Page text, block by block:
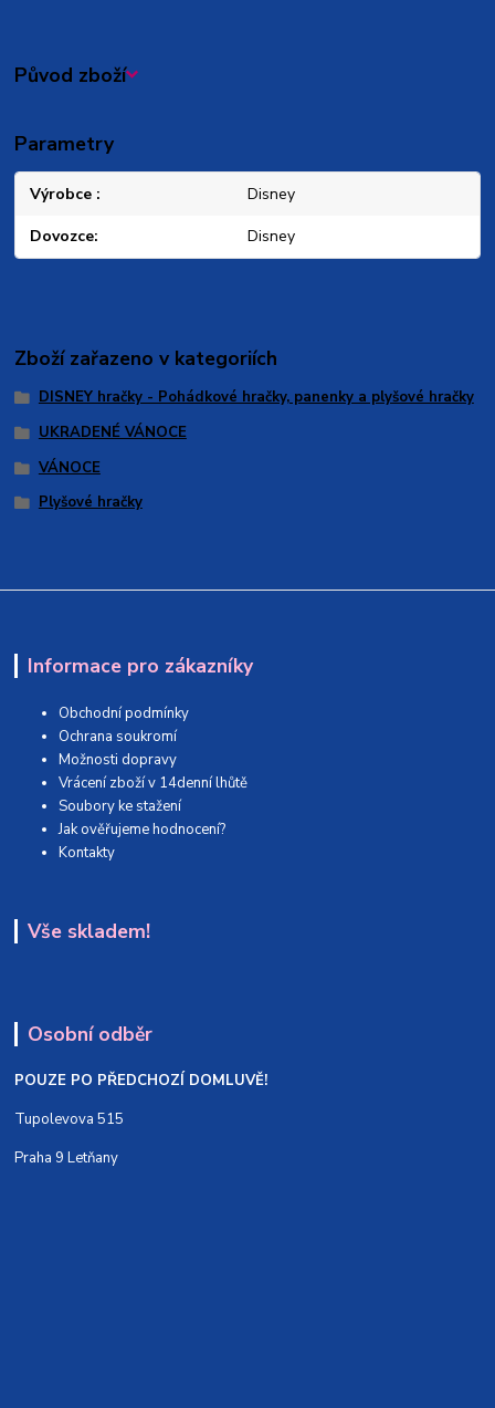
Původ zboží
Parametry
Výrobce Disney
Dovozce Disney
Zboží zařazeno v kategoriích
DISNEY hračky - Pohádkové hračky, panenky a plyšové hračky
UKRADENÉ VÁNOCE
VÁNOCE
Plyšové hračky
Informace pro zákazníky
Obchodní podmínky
Ochrana soukromí
Možnosti dopravy
Vrácení zboží v 14denní lhůtě
Soubory ke stažení
Jak ověřujeme hodnocení?
Kontakty
Vše skladem!
Osobní odběr
POUZE PO PŘEDCHOZÍ DOMLUVĚ!
Tupolevova 515
Praha 9 Letňany